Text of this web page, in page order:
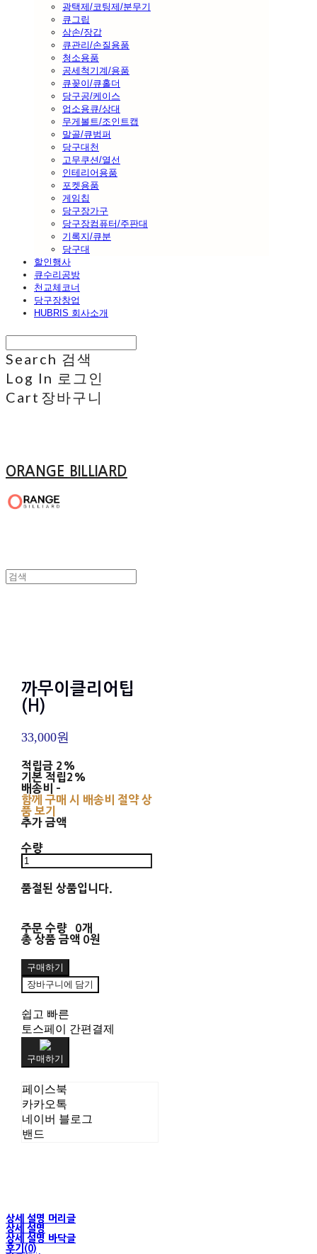
광택제/코팅제/분무기
큐그립
삼손/장갑
큐관리/손질용품
청소용품
공세척기계/용품
큐꽂이/큐홀더
당구공/케이스
업소용큐/상대
무게볼트/조인트캡
말골/큐범퍼
당구대천
고무쿠션/열선
인테리어용품
포켓용품
게임칩
당구장가구
당구장컴퓨터/주판대
기록지/큐분
당구대
할인행사
큐수리공방
천교체코너
당구장창업
HUBRIS 회사소개
Search 검색
Log In 로그인
Cart 장바구니
ORANGE BILLIARD
까무이클리어팁
(H)
33,000원
적립금 2%
기본 적립2%
배송비 -
함께 구매 시 배송비 절약 상
품 보기
추가 금액
수량
품절된 상품입니다.
주문 수량
0개
총 상품 금액 0원
구매하기
장바구니에 담기
쉽고 빠른
토스페이 간편결제
구매하기
페이스북
카카오톡
네이버 블로그
밴드
상세 설명 머리글
상세 설명
상세 설명 바닥글
후기(0)